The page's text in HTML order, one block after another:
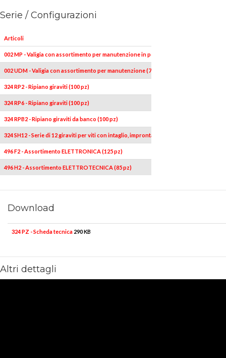
Serie / Configurazioni
Articoli
002 MP - Valigia con assortimento per manutenzione in pollici (174 pz)
002 UDM - Valigia con assortimento per manutenzione (74 pz)
324 RP2 - Ripiano giraviti (100 pz)
324 RP6 - Ripiano giraviti (100 pz)
324 RPB2 - Ripiano giraviti da banco (100 pz)
324 SH12 - Serie di 12 giraviti per viti con intaglio, impronta a croce PHILLIPS® e
496 F2 - Assortimento ELETTRONICA (125 pz)
496 H2 - Assortimento ELETTROTECNICA (85 pz)
Download
324 PZ - Scheda tecnica 290 KB
Altri dettagli